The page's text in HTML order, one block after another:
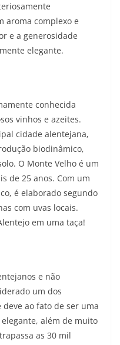
aroma complexo e
e a generosidade
elegante.
conhecida
vinhos e azeites.
cidade alentejana,
biodinâmico,
O Monte Velho é um
de 25 anos. Com um
é elaborado segundo
com uvas locais.
em uma taça!
e não
um dos
ao fato de ser uma
além de muito
as 30 mil